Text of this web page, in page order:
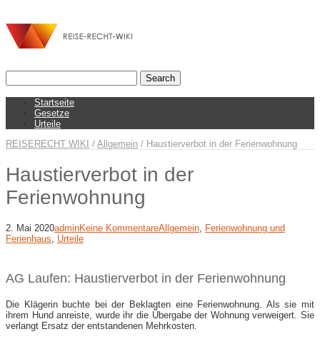
Startseite
Gesetze
Urteile
REISERECHT WIKI / Allgemein / Haustierverbot in der Ferienwohnung
Haustierverbot in der
Ferienwohnung
2. Mai 2020adminKeine KommentareAllgemein Ferienwohnung und
Ferienhaus
Urteile
AG Laufen: Haustierverbot in der Ferienwohnung
Die Klägerin buchte bei der Beklagten eine Ferienwohnung. Als sie mit
ihrem Hund anreiste, wurde ihr die Übergabe der Wohnung verweigert. Sie
verlangt Ersatz der entstandenen Mehrkosten.